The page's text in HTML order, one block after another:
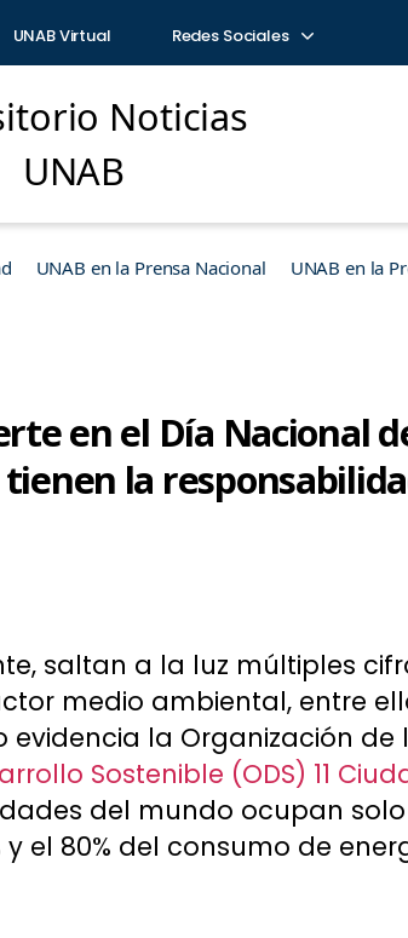
UNAB Virtual Redes Sociales
Noticias
UNAB
UNAB en la Prensa Nacional UNAB en la
en el Día Nacional
la
saltan a la luz múltiples
medio ambiental, entre
la Organización de
Sostenible (ODS) 11
del mundo ocupan solo
el 80% del consumo de